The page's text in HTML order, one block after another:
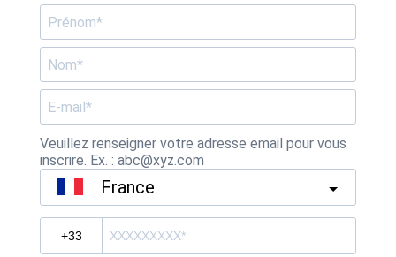
Veuillez renseigner votre adresse email pour vous
inscrire. Ex. : abc@xyz.com
France